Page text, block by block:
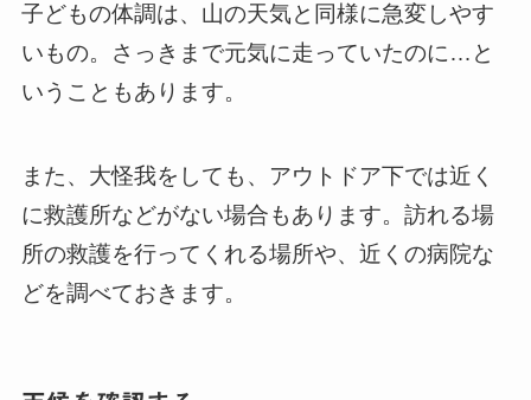
子どもの体調は、山の天気と同様に急変しやす
いもの。さっきまで元気に走っていたのに…と
いうこともあります。
また、大怪我をしても、アウトドア下では近く
に救護所などがない場合もあります。訪れる場
所の救護を行ってくれる場所や、近くの病院な
どを調べておきます。